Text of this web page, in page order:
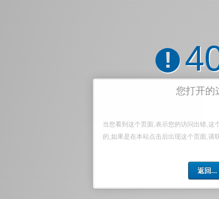
!
您打开的
当您看到这个页面,表示您的访问出错,这
的,如果是在本站点击后出现这个页面,请
返回...